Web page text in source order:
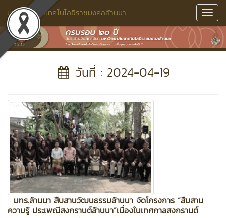
มหาวิทยาลัยเทคโนโลยีราชมงคลล้านนา
วันที่ : 2024-04-19
มทร.ล้านนา สืบสานวัฒนธรรมล้านนา จัดโครงการ “สืบสาน
ความรู้ ประเพณีสงกรานต์ล้านนา”เนื่องในเทศกาลสงกรานต์